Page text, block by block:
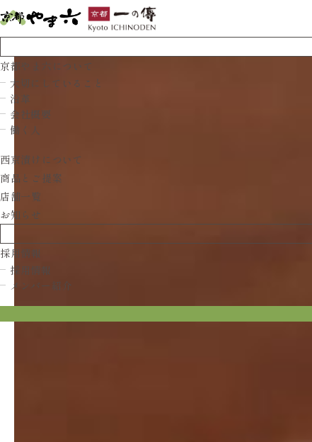
京都やま六について
大切にしていること
沿革
会社概要
働く人
西京漬けについて
商品とご提案
店舗一覧
お知らせ
採用情報
採用情報
メンバー紹介